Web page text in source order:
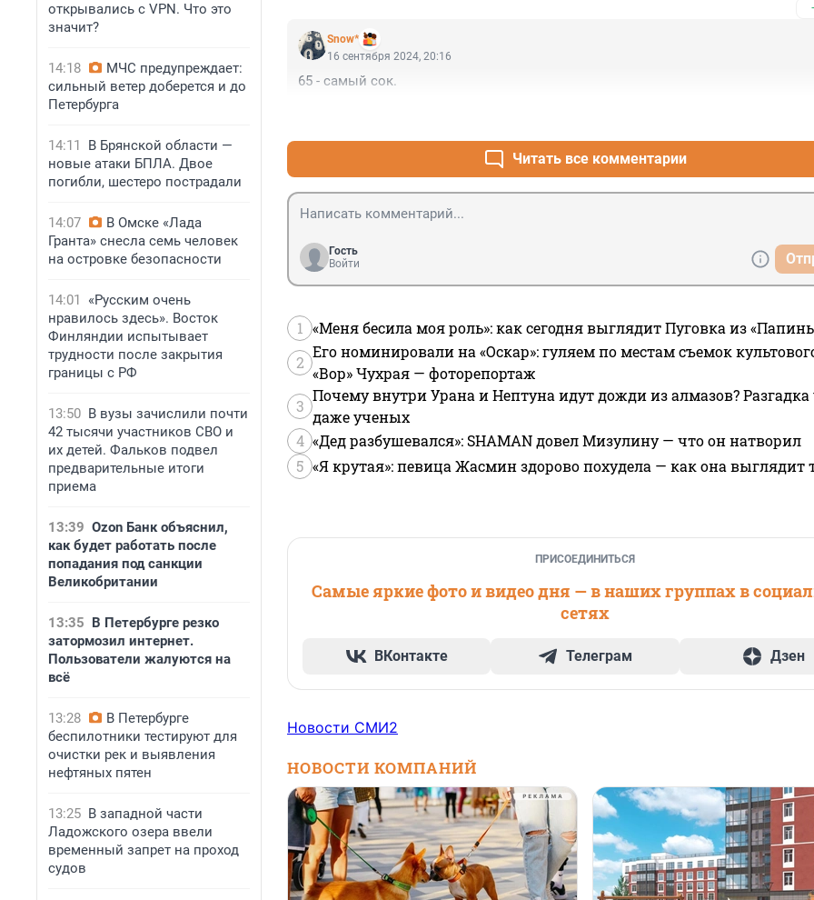
открывались с VPN. Что это
значит?
14:18
МЧС предупреждает:
сильный ветер доберется и до
Петербурга
14:11
В Брянской области —
новые атаки БПЛА. Двое
погибли, шестеро пострадали
14:07
В Омске «Лада
Гранта» снесла семь человек
на островке безопасности
14:01
«Русским очень
нравилось здесь». Восток
Финляндии испытывает
трудности после закрытия
границы с РФ
13:50 В вузы зачислили почти
42 тысячи участников СВО и
их детей. Фальков подвел
предварительные итоги
приема
13:39 Ozon Банк объяснил,
как будет работать после
попадания под санкции
Великобритании
13:35 В Петербурге резко
затормозил интернет.
Пользователи жалуются на
всё
13:28
В Петербурге
беспилотники тестируют для
очистки рек и выявления
нефтяных пятен
13:25 В западной части
Ладожского озера ввели
временный запрет на проход
судов
Snow*
16 сентября 2024, 20:16
65 - самый сок.
Читать все комментарии
Гость
Войти
1 «Меня бесила моя роль»: как сегодня выглядит Пуговка из
2
Его номинировали на «Оскар»: гуляем по местам съемок
«Вор» Чухрая — фоторепортаж
3
Почему внутри Урана и Нептуна идут дожди из алмазов?
даже ученых
4 «Дед разбушевался»: SHAMAN довел Мизулину — что он натворил
5 «Я крутая»: певица Жасмин здорово похудела — как она выглядит
ПРИСОЕДИНИТЬСЯ
Самые яркие фото и видео дня — в наших группах в
сетях
ВКонтакте Телеграм Дзен
Новости СМИ2
НОВОСТИ КОМПАНИЙ